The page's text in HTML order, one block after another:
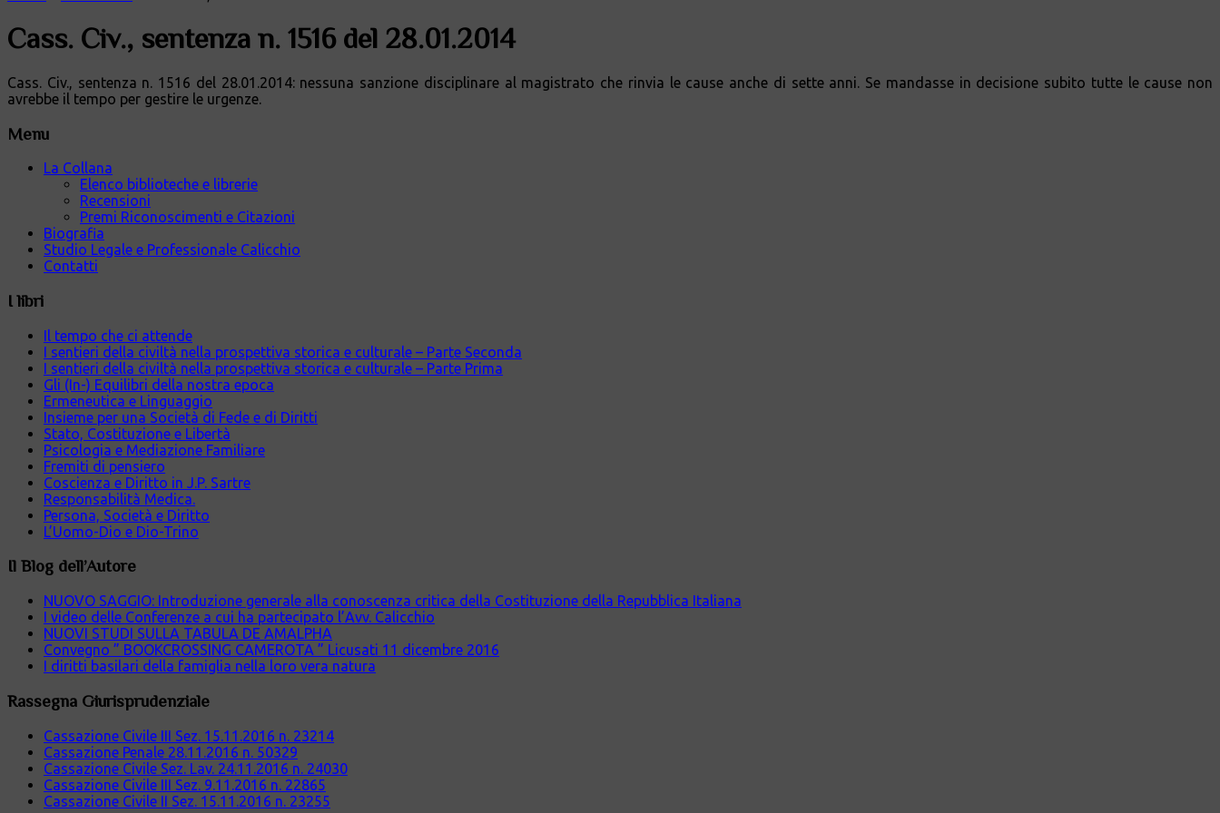
Cass. Civ., sentenza n. 1516 del 28.01.2014
Cass. Civ., sentenza n. 1516 del 28.01.2014: nessuna sanzione disciplinare al magistrato che rinvia le cause anche di sette anni. Se mandasse in decisione subito tutte le cause non
avrebbe il tempo per gestire le urgenze.
Menu
La Collana
Elenco biblioteche e librerie
Recensioni
Premi Riconoscimenti e Citazioni
Biografia
Studio Legale e Professionale Calicchio
Contatti
I libri
Il tempo che ci attende
I sentieri della civiltà nella prospettiva storica e culturale – Parte Seconda
I sentieri della civiltà nella prospettiva storica e culturale – Parte Prima
Gli (In-) Equilibri della nostra epoca
Ermeneutica e Linguaggio
Insieme per una Società di Fede e di Diritti
Stato, Costituzione e Libertà
Psicologia e Mediazione Familiare
Fremiti di pensiero
Coscienza e Diritto in J.P. Sartre
Responsabilità Medica.
Persona, Società e Diritto
L’Uomo-Dio e Dio-Trino
Il Blog dell’Autore
NUOVO SAGGIO: Introduzione generale alla conoscenza critica della Costituzione della Repubblica Italiana
I video delle Conferenze a cui ha partecipato l’Avv. Calicchio
NUOVI STUDI SULLA TABULA DE AMALPHA
Convegno ” BOOKCROSSING CAMEROTA ” Licusati 11 dicembre 2016
I diritti basilari della famiglia nella loro vera natura
Rassegna Giurisprudenziale
Cassazione Civile III Sez. 15.11.2016 n. 23214
Cassazione Penale 28.11.2016 n. 50329
Cassazione Civile Sez. Lav. 24.11.2016 n. 24030
Cassazione Civile III Sez. 9.11.2016 n. 22865
Cassazione Civile II Sez. 15.11.2016 n. 23255